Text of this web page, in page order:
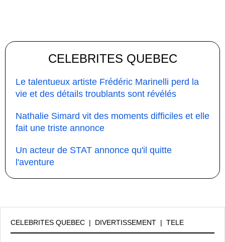
CELEBRITES QUEBEC
Le talentueux artiste Frédéric Marinelli perd la
vie et des détails troublants sont révélés
Nathalie Simard vit des moments difficiles et elle
fait une triste annonce
Un acteur de STAT annonce qu'il quitte
l'aventure
CELEBRITES QUEBEC | DIVERTISSEMENT | TELE